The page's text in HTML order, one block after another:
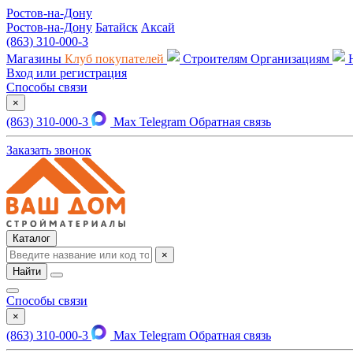
Ростов-на-Дону
Ростов-на-Дону Батайск Аксай
(863) 310-000-3
Магазины Клуб покупателей Строителям Организациям
Вход или регистрация
Способы связи
×
(863) 310-000-3 Max Telegram Обратная связь
Заказать звонок
Каталог
×
Найти
Способы связи
×
(863) 310-000-3 Max Telegram Обратная связь